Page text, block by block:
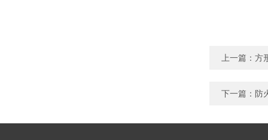
上一篇： 方
下一篇： 防